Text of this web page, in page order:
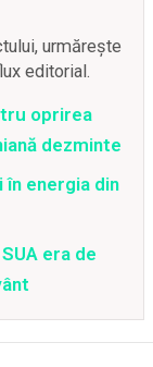
urmărește
editorial.
oprirea
dezminte
în energia din
era de